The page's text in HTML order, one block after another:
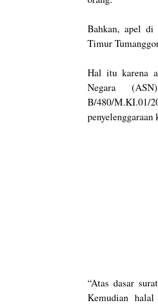
Bahkan, apel
Timur
Hal itu karena
Negara
B/480/M.KI.01/
“Atas dasar
Kemudian